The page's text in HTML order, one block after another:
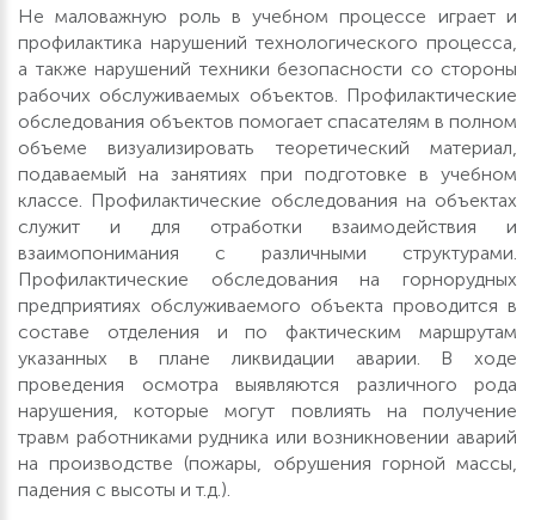
Не маловажную роль в учебном процессе играет и
профилактика нарушений технологического процесса,
а также нарушений техники безопасности со стороны
рабочих обслуживаемых объектов. Профилактические
обследования объектов помогает спасателям в полном
объеме визуализировать теоретический материал,
подаваемый на занятиях при подготовке в учебном
классе. Профилактические обследования на объектах
служит и для отработки взаимодействия и
взаимопонимания с различными структурами.
Профилактические обследования на горнорудных
предприятиях обслуживаемого объекта проводится в
составе отделения и по фактическим маршрутам
указанных в плане ликвидации аварии. В ходе
проведения осмотра выявляются различного рода
нарушения, которые могут повлиять на получение
травм работниками рудника или возникновении аварий
на производстве (пожары, обрушения горной массы,
падения с высоты и т.д.).